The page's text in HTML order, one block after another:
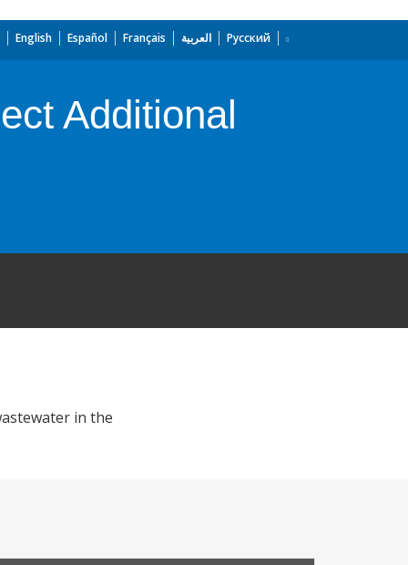
English Español Français العربية Русский
Additional
in the